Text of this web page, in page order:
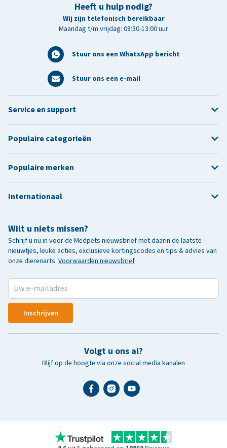
Heeft u hulp nodig?
Wij zijn telefonisch bereikbaar
Maandag t/m vrijdag: 08:30-13:00 uur
Stuur ons een WhatsApp bericht
Stuur ons een e-mail
Wilt u niets missen?
Schrijf u nu in voor de Medpets nieuwsbrief met daarin de laatste
nieuwtjes, leuke acties, exclusieve kortingscodes en tips & advies van
onze dierenarts. Voorwaarden nieuwsbrief
Inschrijven
Volgt u ons al?
Blijf op de hoogte via onze social media kanalen
Service en support
Populaire categorieën
Populaire merken
Internationaal